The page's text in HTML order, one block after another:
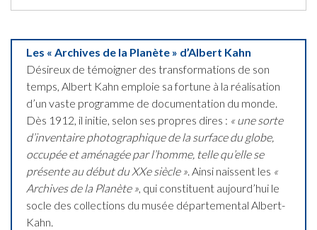
Les « Archives de la Planète » d’Albert Kahn
Désireux de témoigner des transformations de son
temps, Albert Kahn emploie sa fortune à la réalisation
d’un vaste programme de documentation du monde.
Dès 1912, il initie, selon ses propres dires : « une sorte
d’inventaire photographique de la surface du globe,
occupée et aménagée par l’homme, telle qu’elle se
présente au début du XXe siècle » . Ainsi naissent les «
Archives de la Planète » , qui constituent aujourd’hui le
socle des collections du musée départemental Albert-
Kahn.